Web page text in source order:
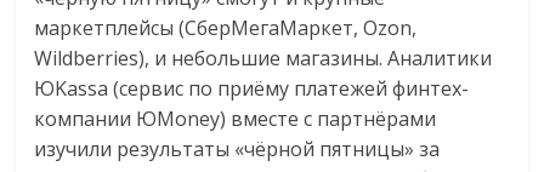
соцсетях
Портал
об
маркетплейсы (СберМегаМаркет, Ozon,
Wildberries), и небольшие магазины. Аналитики
ЮKassa (сервис по приёму платежей финтех-
компании ЮMoney) вместе с партнёрами
изучили результаты «чёрной пятницы» за